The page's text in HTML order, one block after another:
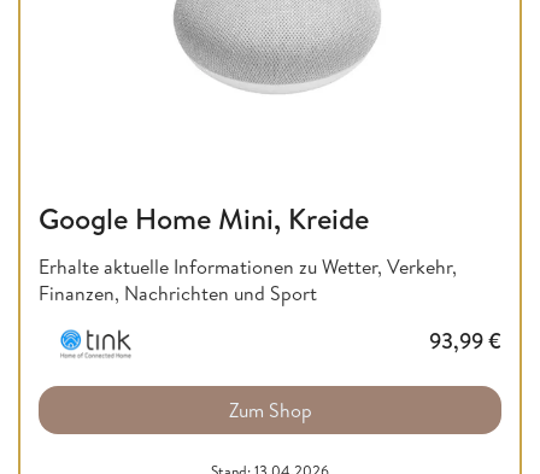
Google Home Mini, Kreide
Erhalte aktuelle Informationen zu Wetter, Verkehr,
Finanzen, Nachrichten und Sport
93,99€
Zum Shop